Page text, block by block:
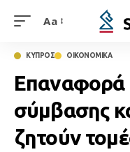
Aa
ΚΥΠΡΟΣ ΟΙΚΟΝΟΜΙΚΑ
Επαναφορά
σύμβασης
ζητούν